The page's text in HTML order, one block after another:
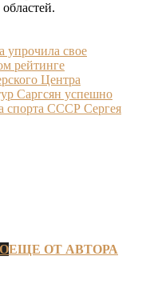
упрочила свое
рейтинге
Центра
Саргсян успешно
спорта СССР Сергея
ЕЩЕ ОТ АВТОРА